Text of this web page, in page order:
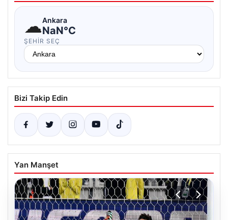
☁Ankara
NaN°C
ŞEHIR SEÇ
Bizi Takip Edin
Yan Manşet